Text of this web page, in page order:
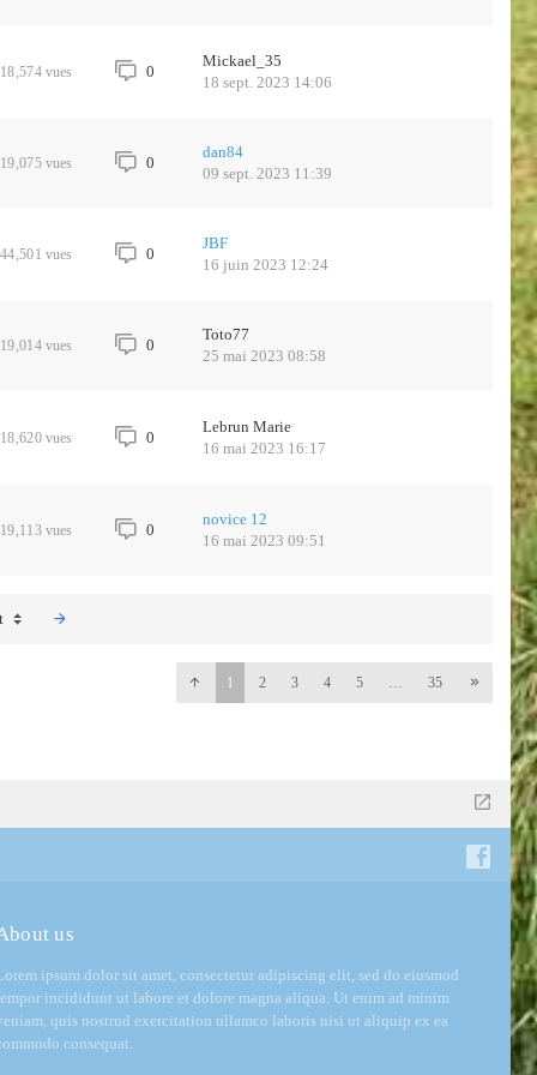
18,574 vues 0
Mickael_35
18 sept. 2023 14:06
19,075 vues 0
dan84
09 sept. 2023 11:39
44,501 vues 0
JBF
16 juin 2023 12:24
19,014 vues 0
Toto77
25 mai 2023 08:58
18,620 vues 0
Lebrun Marie
16 mai 2023 16:17
19,113 vues 0
novice 12
16 mai 2023 09:51
1 2 3 4 5 … 35
us
ipsum dolor sit amet, consectetur adipiscing elit, sed do eiusmod
incididunt ut labore et dolore magna aliqua. Ut enim ad minim
quis nostrud exercitation ullamco laboris nisi ut aliquip ex ea
consequat.